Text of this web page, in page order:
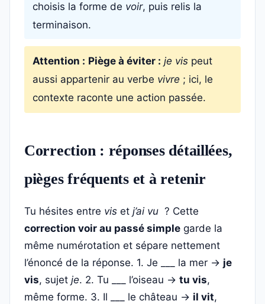
choisis la forme de voir, puis relis la
terminaison.
Attention : Piège à éviter : je vis peut
aussi appartenir au verbe vivre ; ici, le
contexte raconte une action passée.
Correction : réponses détaillées,
pièges fréquents et à retenir
Tu hésites entre vis et j’ai vu ? Cette
correction voir au passé simple garde la
même numérotation et sépare nettement
l’énoncé de la réponse. 1. Je ___ la mer → je
vis, sujet je. 2. Tu ___ l’oiseau → tu vis,
même forme. 3. Il ___ le château → il vit,